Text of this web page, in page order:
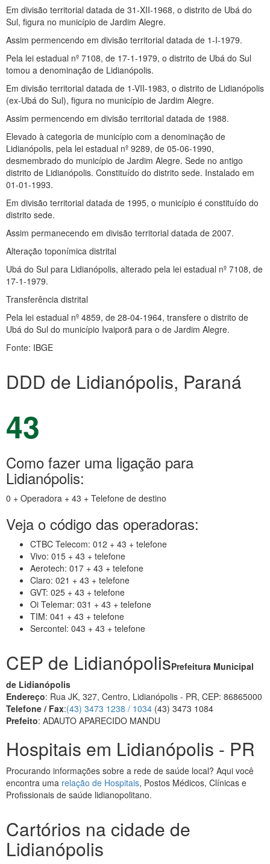
Em divisão territorial datada de 31-XII-1968, o distrito de Ubá do
Sul, figura no município de Jardim Alegre.
Assim permencendo em divisão territorial datada de 1-I-1979.
Pela lei estadual nº 7108, de 17-1-1979, o distrito de Ubá do Sul
tomou a denominação de Lidianópolis.
Em divisão territorial datada de 1-VII-1983, o distrito de Lidianópolis
(ex-Ubá do Sul), figura no município de Jardim Alegre.
Assim permencendo em divisão territorial datada de 1988.
Elevado à categoria de município com a denominação de
Lidianópolis, pela lei estadual nº 9289, de 05-06-1990,
desmembrado do município de Jardim Alegre. Sede no antigo
distrito de Lidianópolis. Constituído do distrito sede. Instalado em
01-01-1993.
Em divisão territorial datada de 1995, o município é constituído do
distrito sede.
Assim permanecendo em divisão territorial datada de 2007.
Alteração toponímica distrital
Ubá do Sul para Lidianópolis, alterado pela lei estadual nº 7108, de
17-1-1979.
Transferência distrital
Pela lei estadual nº 4859, de 28-04-1964, transfere o distrito de
Ubá do Sul do município Ivaiporã para o de Jardim Alegre.
Fonte: IBGE
DDD de Lidianópolis, Paraná
43
Como fazer uma ligação para
Lidianópolis:
0 + Operadora + 43 + Telefone de destino
Veja o código das operadoras:
CTBC Telecom: 012 + 43 + telefone
Vivo: 015 + 43 + telefone
Aerotech: 017 + 43 + telefone
Claro: 021 + 43 + telefone
GVT: 025 + 43 + telefone
Oi Telemar: 031 + 43 + telefone
TIM: 041 + 43 + telefone
Sercontel: 043 + 43 + telefone
CEP de LidianópolisPrefeitura Municipal
de Lidianópolis
Endereço: Rua JK, 327, Centro, Lidianópolis - PR, CEP: 86865000
Telefone / Fax:(43) 3473 1238 / 1034 (43) 3473 1084
Prefeito: ADAUTO APARECIDO MANDU
Hospitais em Lidianópolis - PR
Procurando informações sobre a rede de saúde local? Aqui você
encontra uma relação de Hospitais, Postos Médicos, Clínicas e
Profissionais de saúde lidianopolitano.
Cartórios na cidade de
Lidianópolis